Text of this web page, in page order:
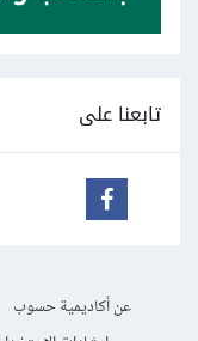
تابعنا على
عن أكاديمية حسوب